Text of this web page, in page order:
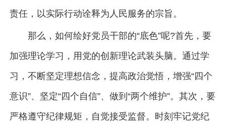
责任，以实际行动诠释为人民服务的宗旨。
那么，如何绘好党员干部的“底色”呢?首先，要
加强理论学习，用党的创新理论武装头脑。通过学
习，不断坚定理想信念，提高政治觉悟，增强“四个
意识”、坚定“四个自信”、做到“两个维护”。其次，要
严格遵守纪律规矩，自觉接受监督。时刻牢记党纪